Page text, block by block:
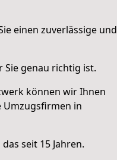
einen zuverlässige und
Sie genau richtig ist.
können wir Ihnen
Umzugsfirmen in
seit 15 Jahren.